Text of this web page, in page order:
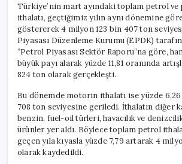
Türkiye’nin mart ayındaki toplam petrol
ithalatı, geçtiğimiz yılın aynı dönemine
göstererek 4 milyon 123 bin 407 ton
Piyasası Düzenleme Kurumu (EPDK)
“Petrol Piyasası Sektör Raporu”na göre,
büyük payı alarak yüzde 11,81 oranında
824 ton olarak gerçekleşti.
Bu dönemde motorin ithalatı ise yüzde
708 ton seviyesine geriledi. İthalatın diğer
benzin, fuel-oil türleri, havacılık ve
ürünler yer aldı. Böylece toplam petrol
geçen yıla kıyasla yüzde 7,79 artarak 4
olarak kaydedildi.